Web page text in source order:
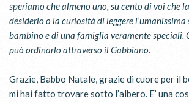
speriamo che almeno uno, su cento di voi che
desiderio o la curiosità di leggere
bambino e di una famiglia veramente speciali.
può ordinarlo attraverso il Gabbiano.
Grazie, Babbo Natale, grazie di cuore per il
mi hai fatto trovare sotto l’albero. E’ una